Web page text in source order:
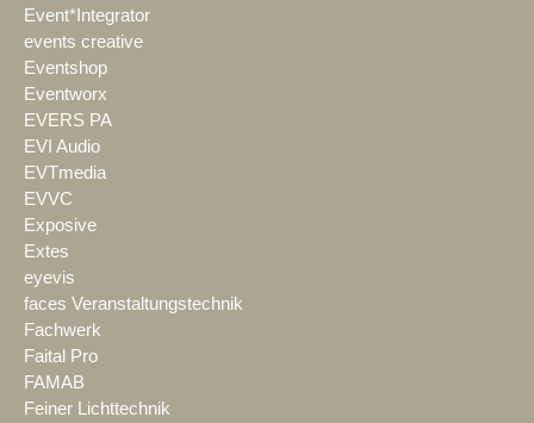
Event*Integrator
events creative
Eventshop
Eventworx
EVERS PA
EVI Audio
EVTmedia
EVVC
Exposive
Extes
eyevis
faces Veranstaltungstechnik
Fachwerk
Faital Pro
FAMAB
Feiner Lichttechnik